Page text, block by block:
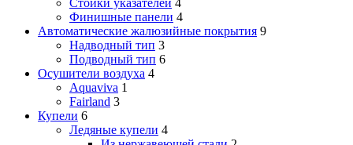
Стойки указателей 4
Финишные панели 4
Автоматические жалюзийные покрытия 9
Надводный тип 3
Подводный тип 6
Осушители воздуха 4
Aquaviva 1
Fairland 3
Купели 6
Ледяные купели 4